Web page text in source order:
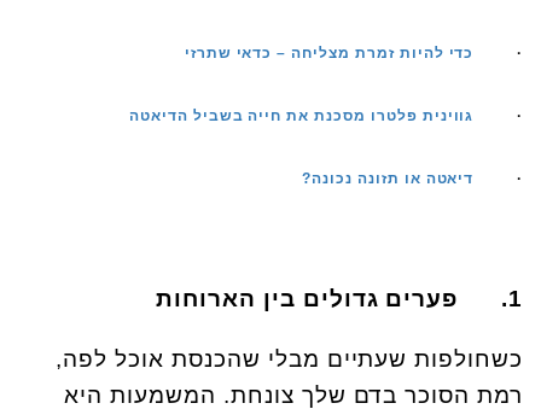
· כדי להיות זמרת מצליחה – כדאי שתרזי
· גווינית פלטרו מסכנת את חייה בשביל הדיאטה
· דיאטה או תזונה נכונה?
1. פערים גדולים בין הארוחות
כשחולפות שעתיים מבלי שהכנסת אוכל לפה,
רמת הסוכר בדם שלך צונחת. המשמעות היא